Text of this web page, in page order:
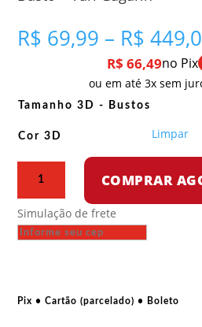
R$ 69,99 – R$
R$ 66,49no Pix
ou em até 3x sem
Tamanho 3D - Bustos
Cor 3D Limpar
Gagarin
quantidade
COMPRAR
Simulação de frete
Pix • Cartão (parcelado) • Boleto